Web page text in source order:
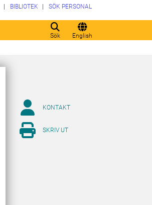
Sök English
BIBLIOTEK SÖK PERSONAL
KONTAKT
SKRIV UT